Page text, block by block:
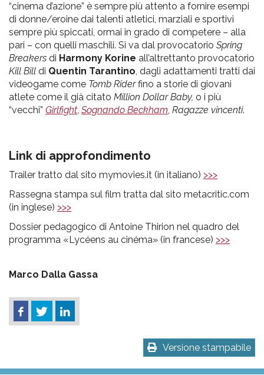
“cinema d’azione” è sempre più attento a fornire esempi
di donne/eroine dai talenti atletici, marziali e sportivi
sempre più spiccati, ormai in grado di competere – alla
pari – con quelli maschili. Si va dal provocatorio Spring
Breakers di Harmony Korine all’altrettanto provocatorio
Kill Bill di Quentin Tarantino, dagli adattamenti tratti dai
videogame come Tomb Riderfino a storie di giovani
atlete come il già citato Million Dollar Baby, o i più
“vecchi” Girlfight, Sognando Beckham, Ragazze vincenti.
Link di approfondimento
Trailer tratto dal sito mymovies.it (in italiano) >>>
Rassegna stampa sul film tratta dal sito metacritic.com
(in inglese) >>>
Dossier pedagogico di Antoine Thirion nel quadro del
programma «Lycéens au cinéma» (in francese) >>>
Marco Dalla Gassa
Versione stampabile